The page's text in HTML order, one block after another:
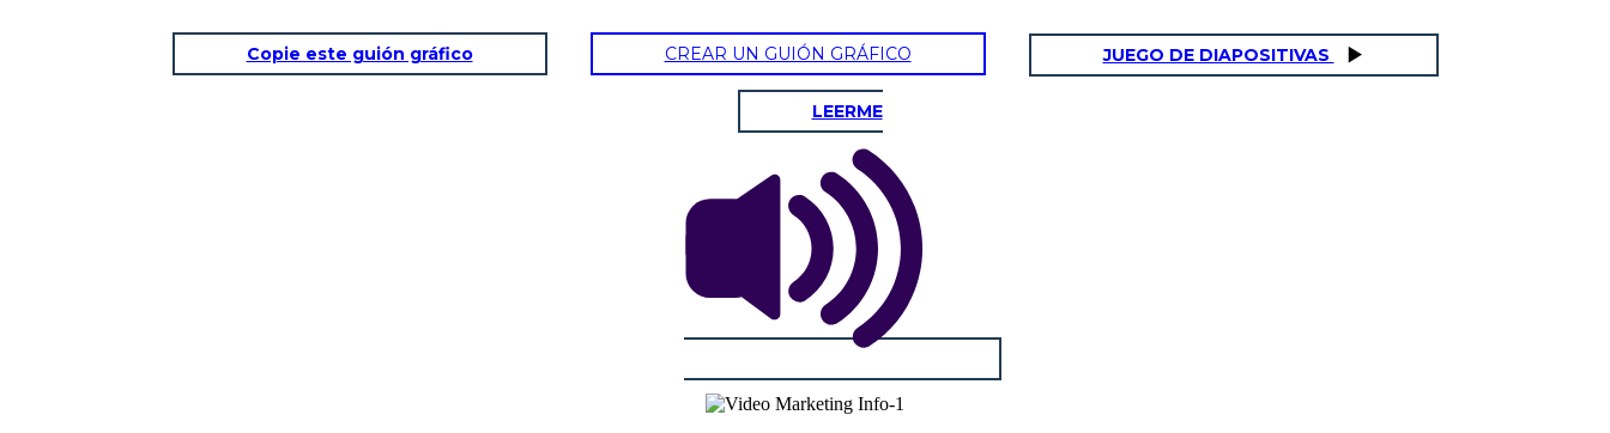
Copie este guión gráfico CREAR UN GUIÓN GRÁFICO JUEGO DE DIAPOSITIVAS
LEERME